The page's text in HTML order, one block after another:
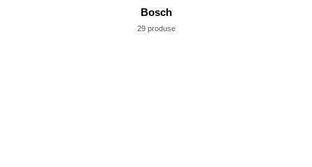
Bosch
29 produse